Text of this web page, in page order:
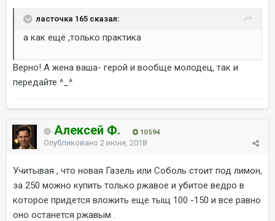
ласточка 165 сказал:
а как ещё ,только практика
Верно! А жена ваша- герой и вообще молодец, так и
передайте ^_^
Алексей Ф. 10 594
Опубликовано 2 июня, 2018
Учитывая , что новая Газель или Соболь стоит под лимон,
за 250 можно купить только ржавое и убитое ведро в
которое придется вложить еще тыщ 100 -150 и все равно
оно останется ржавым .